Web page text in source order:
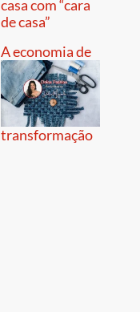
casa com “cara
de casa”
A economia de
transformação